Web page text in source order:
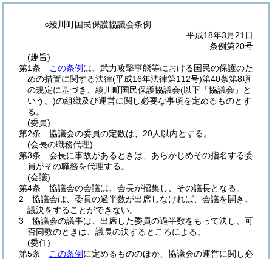
○綾川町国民保護協議会条例
平成18年3月21日
条例第20号
(趣旨)
第1条
この条例 は、武力攻撃事態等における国民の保護のた
めの措置に関する法律(平成16年法律第112号)第40条第8項
の規定に基づき、綾川町国民保護協議会(以下「協議会」と
いう。)の組織及び運営に関し必要な事項を定めるものとす
る。
(委員)
第2条
協議会の委員の定数は、20人以内とする。
(会長の職務代理)
第3条
会長に事故があるときは、あらかじめその指名する委
員がその職務を代理する。
(会議)
第4条
協議会の会議は、会長が招集し、その議長となる。
2
協議会は、委員の過半数が出席しなければ、会議を開き、
議決をすることができない。
3
協議会の議事は、出席した委員の過半数をもって決し、可
否同数のときは、議長の決するところによる。
(委任)
第5条
この条例 に定めるもののほか、協議会の運営に関し必